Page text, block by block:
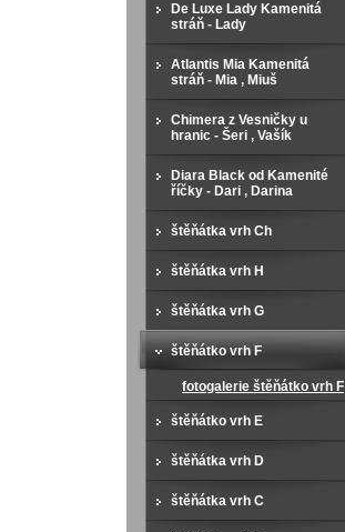
De Luxe Lady Kamenitá
stráň - Lady
Atlantis Mia Kamenitá
stráň - Mia , Miuš
Chimera z Vesničky u
hranic - Šeri , Vašík
Diara Black od Kamenité
říčky - Dari , Darina
štěňátka vrh Ch
štěňátka vrh H
štěňátka vrh G
štěňátko vrh F
fotogalerie štěňátko vrh F
štěňátko vrh E
štěňátka vrh D
štěňátka vrh C